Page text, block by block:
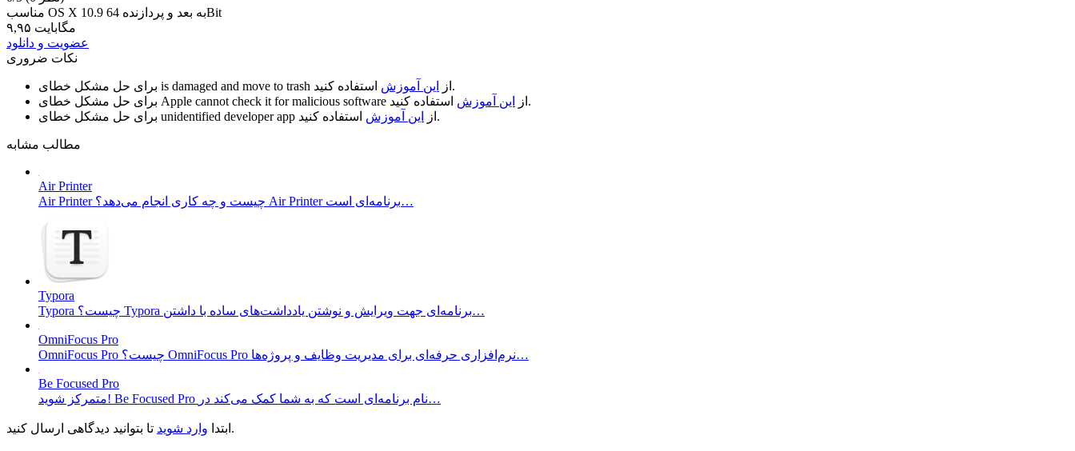
مناسب OS X 10.9 به بعد و پردازنده 64Bit
۹,۹۵ مگابایت
عضویت و دانلود
نکات ضروری
is damaged and move to trash از این آموزش
استفاده کنید.
Apple cannot check it for malicious software از این آموزش
استفاده کنید.
unidentified developer app از این آموزش استفاده کنید.
مطالب مشابه
Air Printer
Air Printer چیست و چه کاری انجام می‌دهد؟ Air Printer برنامه‌ای است…
Typora
Typora چیست؟ Typora برنامه‌ای جهت ویرایش و نوشتن یادداشت‌های ساده با داشتن…
OmniFocus Pro
OmniFocus Pro چیست؟ OmniFocus Pro نرم‌افزاری حرفه‌ای برای مدیریت وظایف و پروژه‌ها…
Be Focused Pro
متمرکز شوید! Be Focused Pro نام برنامه‌ای است که به شما کمک می‌کند در…
ابتدا وارد شوید تا بتوانید دیدگاهی ارسال کنید.